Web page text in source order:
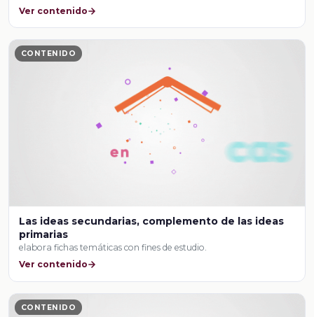
Ver contenido
CONTENIDO
Las ideas secundarias, complemento de las ideas
primarias
elabora fichas temáticas con fines de estudio.
Ver contenido
CONTENIDO